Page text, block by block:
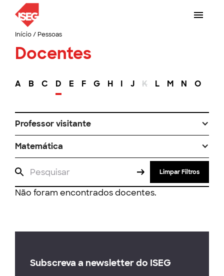
Início/ Pessoas
Docentes
A B C D E F G H I J K L M N O
Professor visitante
Matemática
Limpar Filtros
Não foram encontrados docentes.
Subscreva a newsletter do ISEG